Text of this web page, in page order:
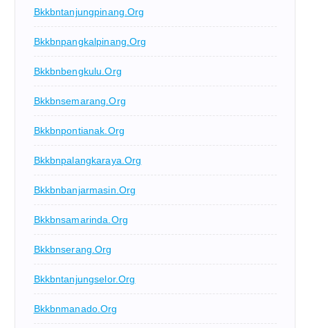
Bkkbntanjungpinang.org
Bkkbnpangkalpinang.org
Bkkbnbengkulu.org
Bkkbnsemarang.org
Bkkbnpontianak.org
Bkkbnpalangkaraya.org
Bkkbnbanjarmasin.org
Bkkbnsamarinda.org
Bkkbnserang.org
Bkkbntanjungselor.org
Bkkbnmanado.org